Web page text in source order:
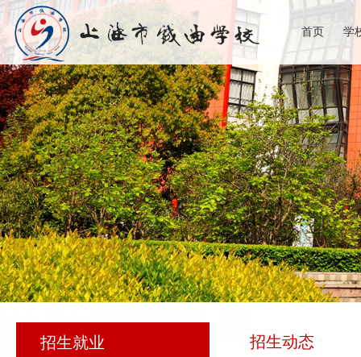
首页 学
招生就业 招生动态